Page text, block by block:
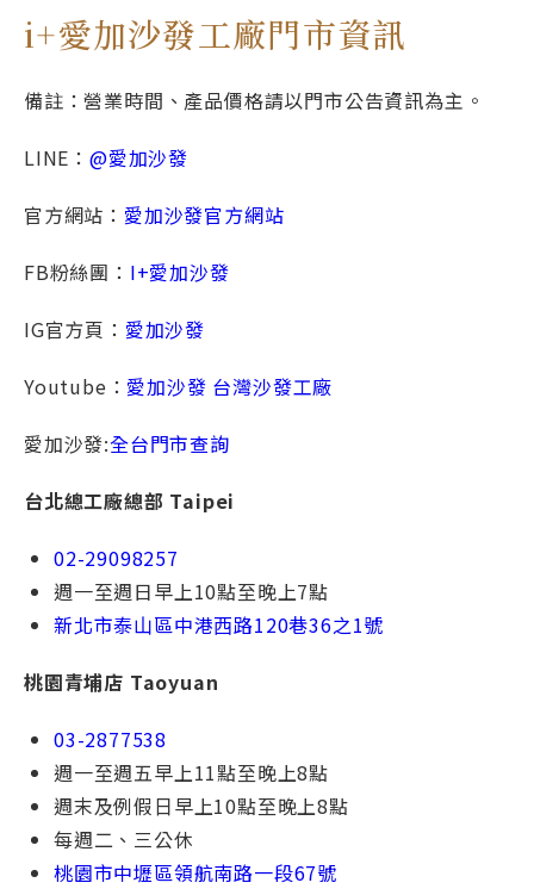
i+愛加沙發工廠門市資訊
備註：營業時間、產品價格請以門市公告資訊為主。
LINE： @愛加沙發
官方網站： 愛加沙發官方網站
FB粉絲團： I+愛加沙發
IG官方頁： 愛加沙發
Youtube： 愛加沙發 台灣沙發工廠
愛加沙發:全台門市查詢
台北總⼯廠總部 Taipei
02-29098257
週一⾄週日早上10點⾄晚上7點
新北市泰⼭區中港⻄路120巷36之1號
桃園青埔店 Taoyuan
03-2877538
週一⾄週五早上11點⾄晚上8點
週末及例假⽇早上10點⾄晚上8點
每週⼆、三公休
桃園市中壢區領航南路一段67號